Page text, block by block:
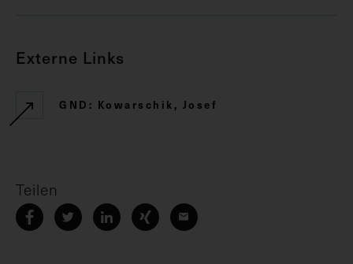
Externe Links
GND: Kowarschik, Josef
Teilen